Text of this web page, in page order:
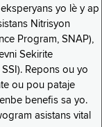
yo lè y ap
Nitrisyon
Program, SNAP),
Sekirite
Repons ou yo
ou pou pataje
benefis sa yo.
asistans vital